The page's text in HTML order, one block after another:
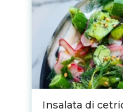
Insalata di